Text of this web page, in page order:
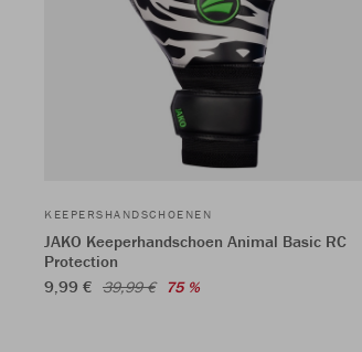
KEEPERSHANDSCHOENEN
JAKO Keeperhandschoen Animal Basic RC
Protection
9,99 € 39,99 € 75 %